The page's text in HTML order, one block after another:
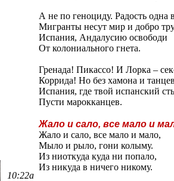
А не по геноциду. Радость одна
Мигранты несут мир и добро
Испания, Андалусию освободи
От колониального гнета.
Гренада! Пикассо! И Лорка –
Коррида! Но без хамона и
Испания, где твой испанский
Пусти марокканцев.
10:22a
Жало и сало, все мало и
Жало и сало, все мало и мало,
Мыло и рыло, гони колыму.
Из ниоткуда куда ни попало,
Из никуда в ничего никому.